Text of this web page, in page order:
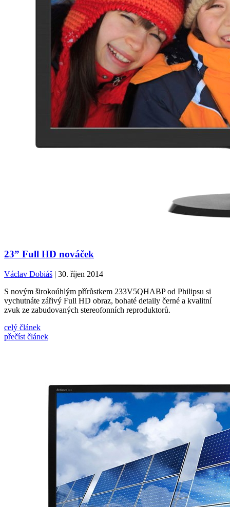
23” Full HD nováček
Václav Dobiáš | 30. říjen 2014
S novým širokoúhlým přírůstkem 233V5QHABP od Philipsu si
vychutnáte zářivý Full HD obraz, bohaté detaily černé a kvalitní
zvuk ze zabudovaných stereofonních reproduktorů.
celý článek
přečíst článek